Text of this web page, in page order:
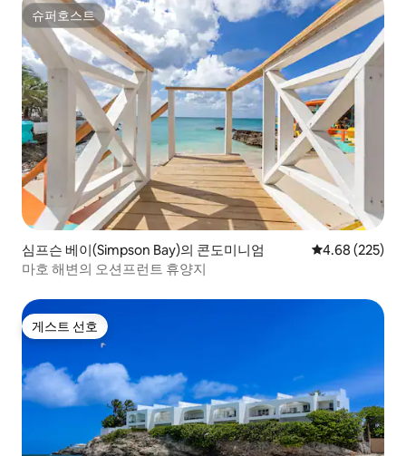
슈퍼호스트
슈퍼호스트
심프슨 베이(Simpson Bay)의 콘도미니엄 평점 4.68점(5
4.68 (225)
마호 해변의 오션프런트 휴양지
게스트 선호
게스트 선호